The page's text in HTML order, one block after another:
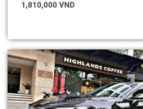
1,810,000 VND